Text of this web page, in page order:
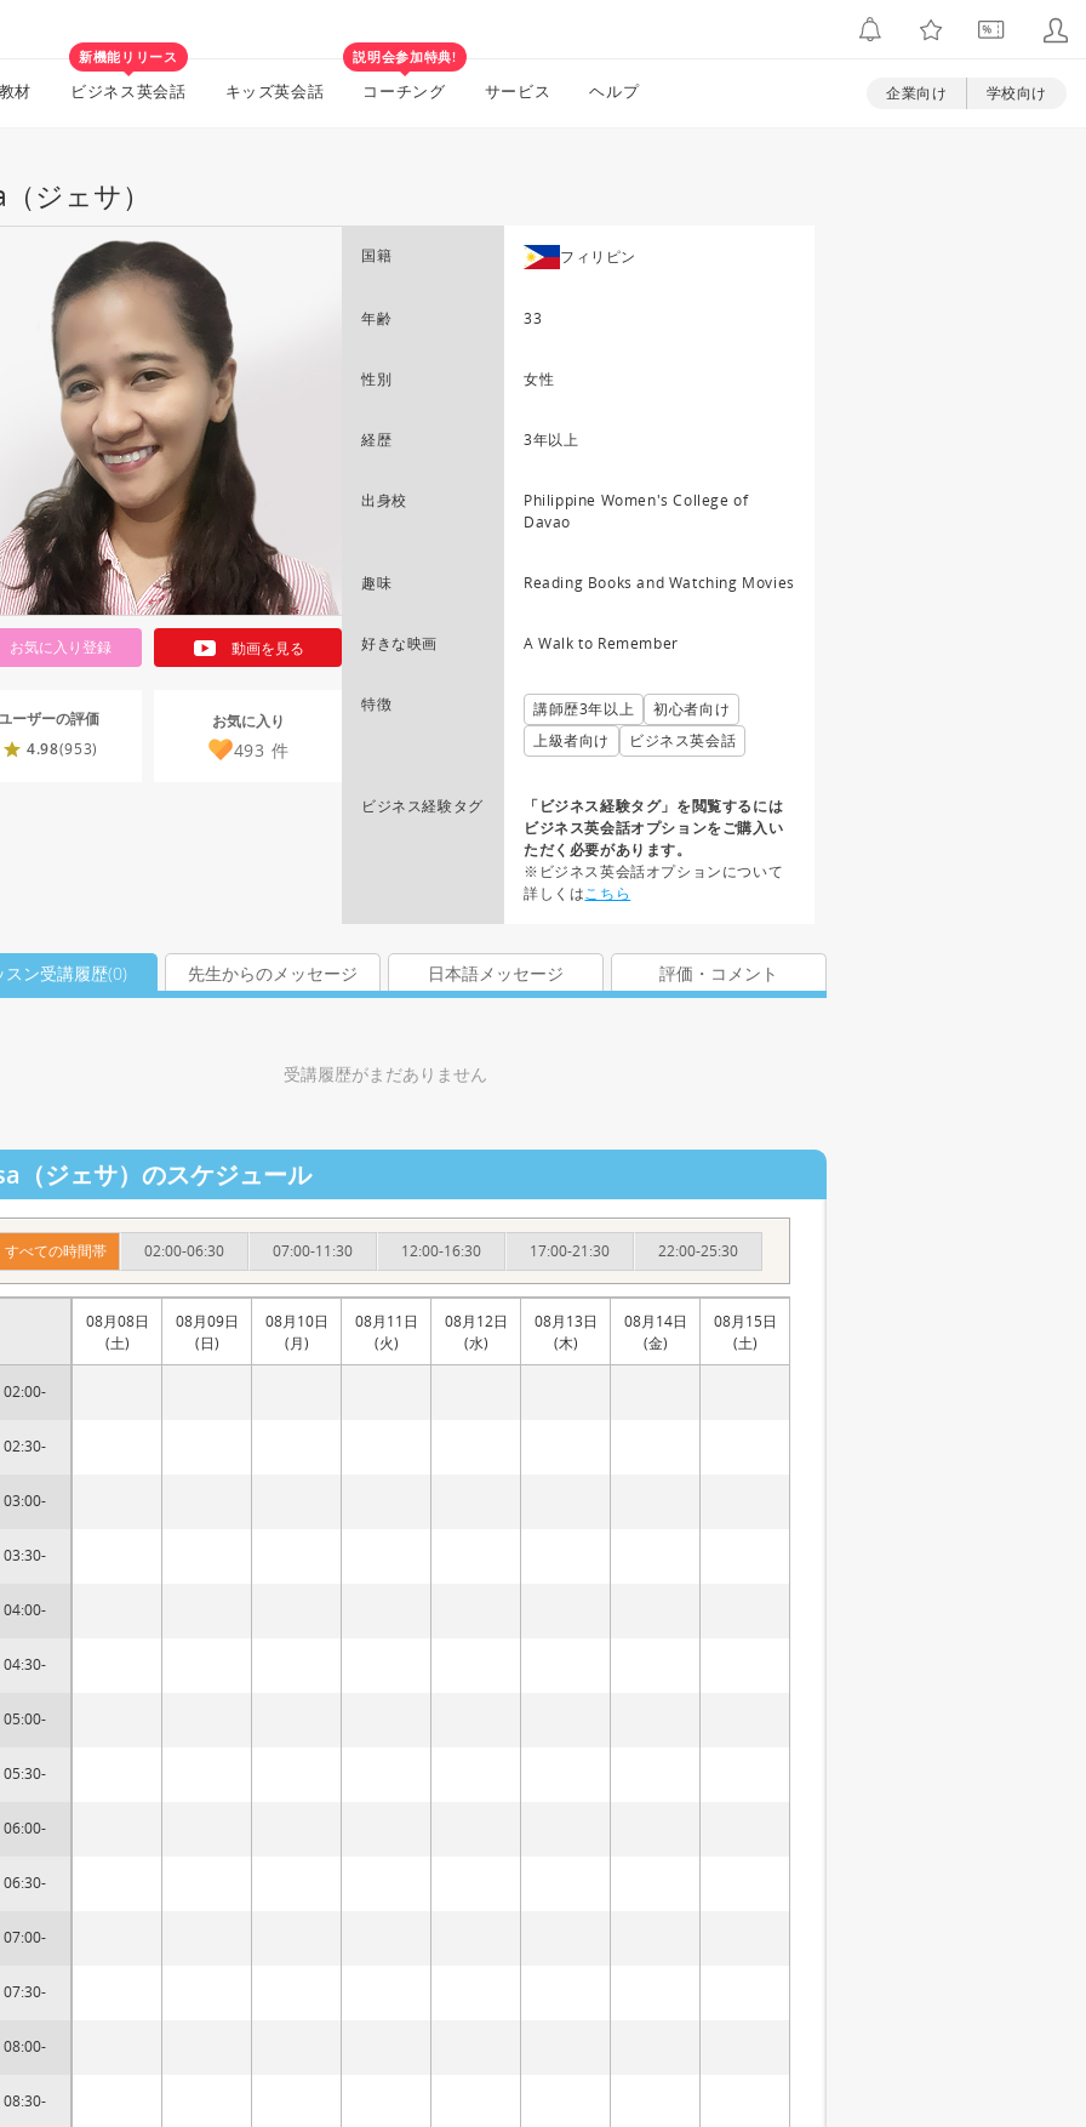
材
新機能リリース
ビジネス英会話 キッズ英会話
説明会参加特典!
コーチング サービス ヘルプ 企業向け 学校向け
ジェサ）
お気に入り登録 動画を見る
ーザーの評価
4.98(953)
お気に入り
493 件
国籍 フィリピン
年齢 33
性別 女性
経歴 3年以上
出身校
Philippine Women's College of
Davao
趣味 Reading Books and Watching Movies
好きな映画 A Walk to Remember
特徴 講師歴3年以上
初心者向け
上級者向け
ビジネス英会話
ビジネス経験タグ
「ビジネス経験タグ」を閲覧するには
ビジネス英会話オプションをご購入い
ただく必要があります。
※ビジネス英会話オプションについて
詳しくはこちら
スン受講履歴(0) 先生からのメッセージ 日本語メッセージ 評価・コメント
受講履歴がまだありません
（ジェサ）のスケジュール
すべての時間帯 02:00-06:30 07:00-11:30 12:00-16:30 17:00-21:30 22:00-25:30
02:00-
02:30-
03:00-
03:30-
04:00-
04:30-
05:00-
05:30-
06:00-
06:30-
07:00-
07:30-
08:00-
08:30-
08月08日
(土)
08月09日
(日)
08月10日
(月)
08月11日
(火)
08月12日
(水)
08月13日
(木)
08月14日
(金)
08月15日
(土)